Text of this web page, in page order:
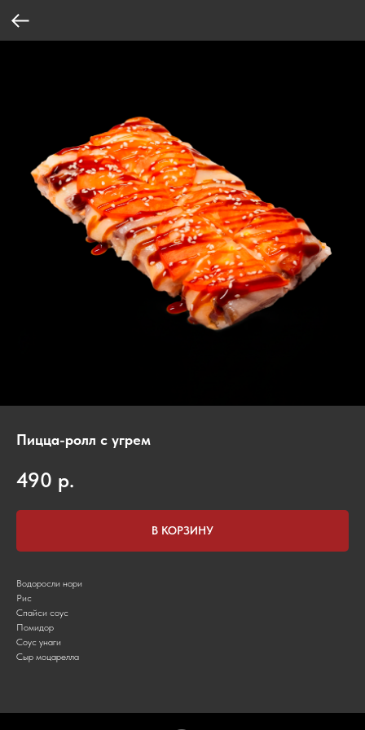
Пицца-ролл с угрем
490 р.
В КОРЗИНУ
Водоросли нори
Рис
Спайси соус
Помидор
Соус унаги
Сыр моцарелла